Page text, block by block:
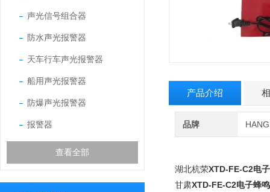
声光信号组合器
防水声光报警器
天车行车声光报警器
船用声光报警器
防爆声光报警器
报警器
查看全部
产品介绍
品牌
湖北杭荣XTD-FE-C2电
甘肃XTD-FE-C2电子蜂